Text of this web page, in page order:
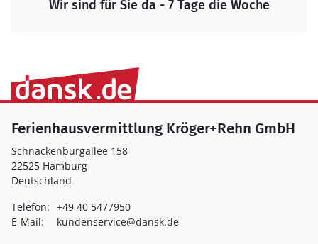
Wir sind für Sie da - 7 Tage die Woche
Ferienhausvermittlung Kröger+Rehn GmbH
Schnackenburgallee 158
22525 Hamburg
Deutschland
Telefon: +49 40 5477950
E-Mail:
kundenservice@dansk.de